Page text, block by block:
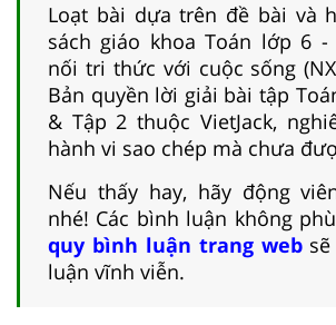
Loạt bài dựa trên đề bài và
sách giáo khoa Toán lớp 6 -
nối tri thức với cuộc sống
Bản quyền lời giải bài tập
& Tập 2 thuộc VietJack,
hành vi sao chép mà chưa
Nếu thấy hay, hãy động
nhé! Các bình luận không
quy bình luận trang websẽ
luận vĩnh viễn.